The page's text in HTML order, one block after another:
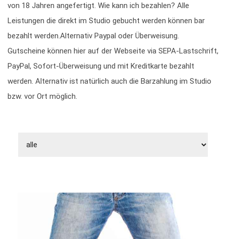
von 18 Jahren angefertigt. Wie kann ich bezahlen? Alle
Leistungen die direkt im Studio gebucht werden können bar
bezahlt werden.Alternativ Paypal oder Überweisung.
Gutscheine können hier auf der Webseite via SEPA-Lastschrift,
PayPal, Sofort-Überweisung und mit Kreditkarte bezahlt
werden. Alternativ ist natürlich auch die Barzahlung im Studio
bzw. vor Ort möglich.